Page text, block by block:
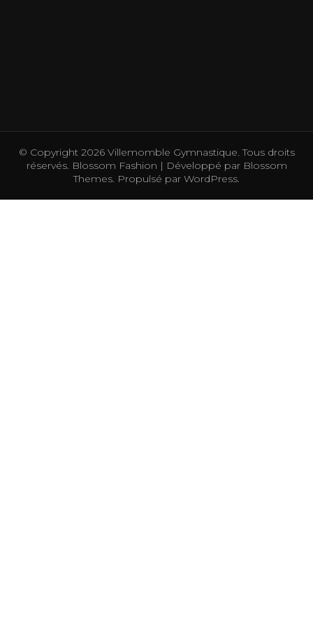
© Copyright 2026 Villemomble Gymnastique . Tous droits
réservés. Blossom Fashion | Développé parBlossom
Themes . Propulsé par WordPress